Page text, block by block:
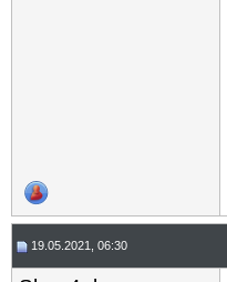
19.05.2021, 06:30